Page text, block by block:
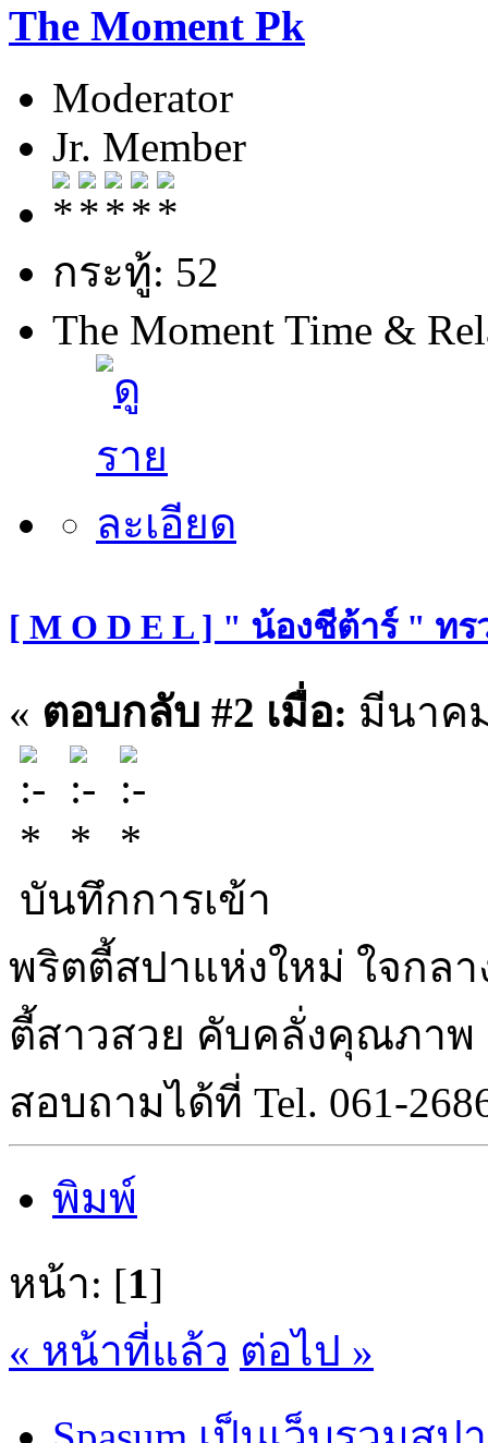
The Moment Pk
Moderator
Jr. Member
กระทู้: 52
The Moment Time &
[ M O D E L ] " น้องชีต้าร์ " ท
« ตอบกลับ #2 เมื่อ: มีนาคม
บันทึกการเข้า
พริตตี้สปาแห่งใหม่ ใจกลา
ตี้สาวสวย คับคลั่งคุณภาพ
สอบถามได้ที่ Tel. 061-
พิมพ์
หน้า: [1]
« หน้าที่แล้ว ต่อไป »